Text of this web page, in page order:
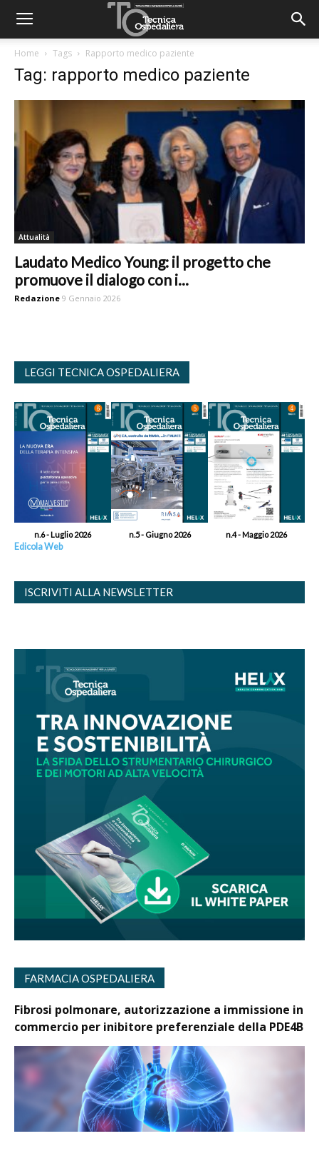
Home Tags Rapporto medico paziente
Tag: rapporto medico paziente
Attualità
Laudato Medico Young: il progetto che
promuove il dialogo con i...
Redazione 9 Gennaio 2026
LEGGI TECNICA OSPEDALIERA
n.6 - Luglio 2026 n.5 - Giugno 2026 n.4 - Maggio 2026
Edicola Web
ISCRIVITI ALLA NEWSLETTER
FARMACIA OSPEDALIERA
Fibrosi polmonare, autorizzazione a immissione in
commercio per inibitore preferenziale della PDE4B